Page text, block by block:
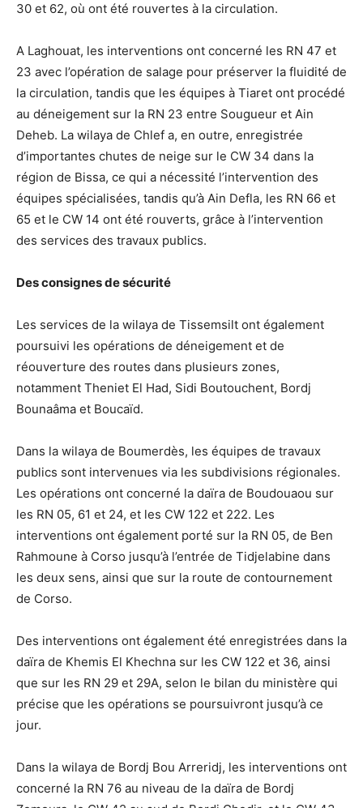
30 et 62, où ont été rouvertes à la circulation.
A Laghouat, les interventions ont concerné les RN 47 et
23 avec l’opération de salage pour préserver la fluidité de
la circulation, tandis que les équipes à Tiaret ont procédé
au déneigement sur la RN 23 entre Sougueur et Ain
Deheb. La wilaya de Chlef a, en outre, enregistrée
d’importantes chutes de neige sur le CW 34 dans la
région de Bissa, ce qui a nécessité l’intervention des
équipes spécialisées, tandis qu’à Ain Defla, les RN 66 et
65 et le CW 14 ont été rouverts, grâce à l’intervention
des services des travaux publics.
Des consignes de sécurité
Les services de la wilaya de Tissemsilt ont également
poursuivi les opérations de déneigement et de
réouverture des routes dans plusieurs zones,
notamment Theniet El Had, Sidi Boutouchent, Bordj
Bounaâma et Boucaïd.
Dans la wilaya de Boumerdès, les équipes de travaux
publics sont intervenues via les subdivisions régionales.
Les opérations ont concerné la daïra de Boudouaou sur
les RN 05, 61 et 24, et les CW 122 et 222. Les
interventions ont également porté sur la RN 05, de Ben
Rahmoune à Corso jusqu’à l’entrée de Tidjelabine dans
les deux sens, ainsi que sur la route de contournement
de Corso.
Des interventions ont également été enregistrées dans la
daïra de Khemis El Khechna sur les CW 122 et 36, ainsi
que sur les RN 29 et 29A, selon le bilan du ministère qui
précise que les opérations se poursuivront jusqu’à ce
jour.
Dans la wilaya de Bordj Bou Arreridj, les interventions ont
concerné la RN 76 au niveau de la daïra de Bordj